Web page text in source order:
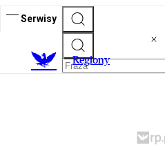
Serwisy
Regiony